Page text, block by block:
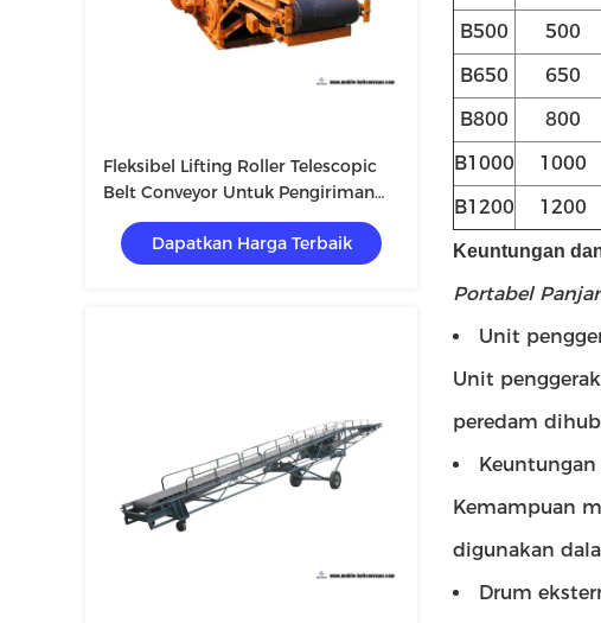
Fleksibel Lifting Roller Telescopic
Belt Conveyor Untuk Pengiriman
Material
Dapatkan Harga Terbaik
B500
500
B650
650
B800
800
B1000
1000
B1200
1200
Keuntungan
Portabel
Unit
Unit
peredam
Kemampuan
digunakan
Drum